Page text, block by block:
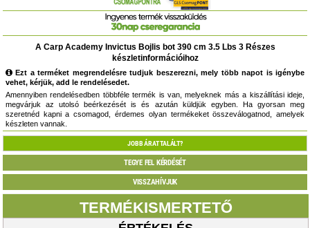
A Carp Academy Invictus Bojlis bot 390 cm 3.5 Lbs 3 Részes
készletinformációihoz
Ezt a terméket megrendelésre tudjuk beszerezni, mely több napot is igénybe
vehet, kérjük, add le rendelésedet.
Amennyiben rendelésedben többféle termék is van, melyeknek más a kiszállítási ideje,
megvárjuk az utolsó beérkezését is és azután küldjük egyben. Ha gyorsan meg
szeretnéd kapni a csomagod, érdemes olyan termékeket összeválogatnod, amelyek
készleten vannak.
JOBB ÁRAT TALÁLT?
TEGYE FEL KÉRDÉSÉT
VISSZAHÍVJUK
TERMÉKISMERTETŐ